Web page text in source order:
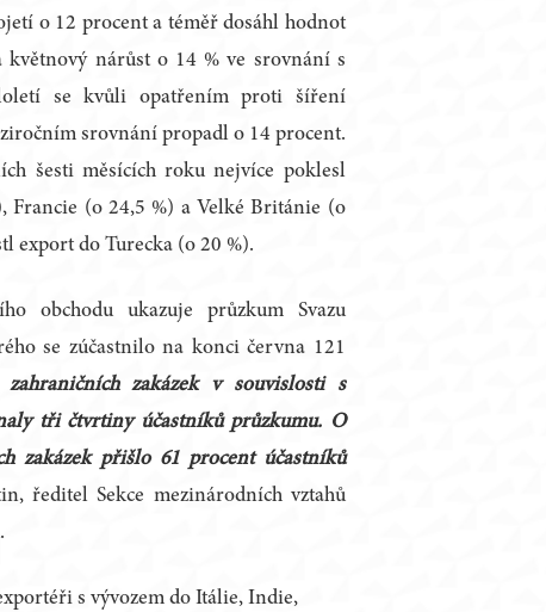
o 12 procent a téměř dosáhl hodnot
nárůst o 14 % ve srovnání s
se kvůli opatřením proti šíření
srovnání propadl o 14 procent.
šesti měsících roku nejvíce poklesl
Francie (o 24,5 %) a Velké Británie (o
export do Turecka (o 20 %).
obchodu ukazuje průzkum Svazu
se zúčastnilo na konci června 121
zahraničních zakázek v souvislosti s
tři čtvrtiny účastníků průzkumu. O
zakázek přišlo 61 procent účastníků
ředitel Sekce mezinárodních vztahů
s vývozem do Itálie, Indie,